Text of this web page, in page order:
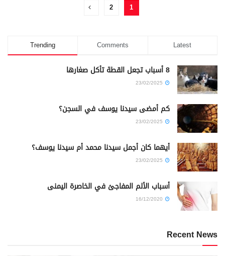
1
2
Trending Comments Latest
8 أسباب تجعل القطة تأكل صغارها
كم أمضى سيدنا يوسف في السجن؟
أيهما كان أجمل سيدنا محمد أم سيدنا يوسف؟
أسباب الألم المفاجئ في الخاصرة اليمنى
Recent News